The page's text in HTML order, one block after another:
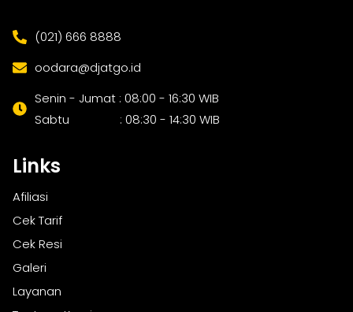
(021) 666 8888
oodara@djatgo.id
Senin - Jumat : 08:00 - 16:30 WIB
Sabtu : 08:30 - 14:30 WIB
Links
Afiliasi
Cek Tarif
Cek Resi
Galeri
Layanan